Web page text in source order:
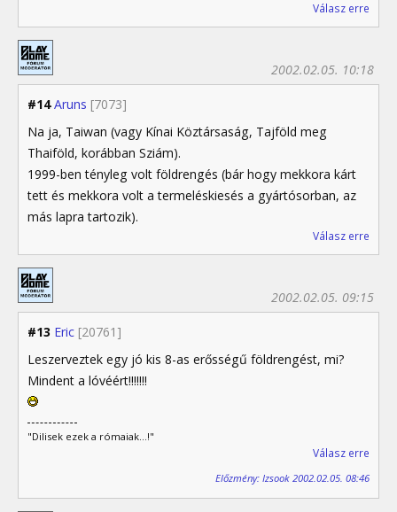
Válasz erre
#14 Aruns [7073]
2002.02.05. 10:18
Na ja, Taiwan (vagy Kínai Köztársaság, Tajföld meg
Thaiföld, korábban Sziám).
1999-ben tényleg volt földrengés (bár hogy mekkora kárt
tett és mekkora volt a termeléskiesés a gyártósorban, az
más lapra tartozik).
Válasz erre
#13 Eric [20761]
2002.02.05. 09:15
Leszerveztek egy jó kis 8-as erősségű földrengést, mi?
Mindent a lóvéért!!!!!!!
"Dilisek ezek a rómaiak...!"
Válasz erre
Előzmény: Izsook 2002.02.05. 08:46